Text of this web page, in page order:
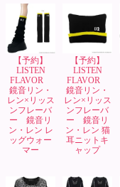
【予約】
LISTEN
FLAVOR
鏡音リン・
レン×リッス
ンフレーバ
ー 鏡音リ
ン・レン レ
ッグウォー
マー
【予約】
LISTEN
FLAVOR
鏡音リン・
レン×リッス
ンフレーバ
ー 鏡音リ
ン・レン 猫
耳ニットキ
ャップ